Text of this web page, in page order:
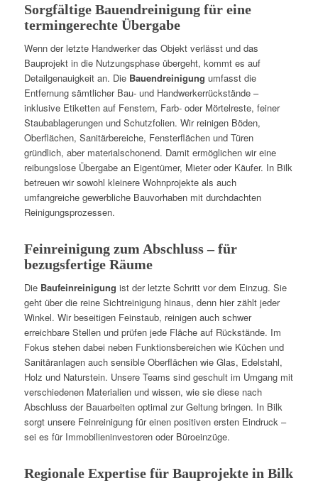
Sorgfältige Bauendreinigung für eine
termingerechte Übergabe
Wenn der letzte Handwerker das Objekt verlässt und das
Bauprojekt in die Nutzungsphase übergeht, kommt es auf
Detailgenauigkeit an. Die Bauendreinigung umfasst die
Entfernung sämtlicher Bau- und Handwerkerrückstände –
inklusive Etiketten auf Fenstern, Farb- oder Mörtelreste, feiner
Staubablagerungen und Schutzfolien. Wir reinigen Böden,
Oberflächen, Sanitärbereiche, Fensterflächen und Türen
gründlich, aber materialschonend. Damit ermöglichen wir eine
reibungslose Übergabe an Eigentümer, Mieter oder Käufer. In Bilk
betreuen wir sowohl kleinere Wohnprojekte als auch
umfangreiche gewerbliche Bauvorhaben mit durchdachten
Reinigungsprozessen.
Feinreinigung zum Abschluss – für
bezugsfertige Räume
Die Baufeinreinigung ist der letzte Schritt vor dem Einzug. Sie
geht über die reine Sichtreinigung hinaus, denn hier zählt jeder
Winkel. Wir beseitigen Feinstaub, reinigen auch schwer
erreichbare Stellen und prüfen jede Fläche auf Rückstände. Im
Fokus stehen dabei neben Funktionsbereichen wie Küchen und
Sanitäranlagen auch sensible Oberflächen wie Glas, Edelstahl,
Holz und Naturstein. Unsere Teams sind geschult im Umgang mit
verschiedenen Materialien und wissen, wie sie diese nach
Abschluss der Bauarbeiten optimal zur Geltung bringen. In Bilk
sorgt unsere Feinreinigung für einen positiven ersten Eindruck –
sei es für Immobilieninvestoren oder Büroeinzüge.
Regionale Expertise für Bauprojekte in Bilk